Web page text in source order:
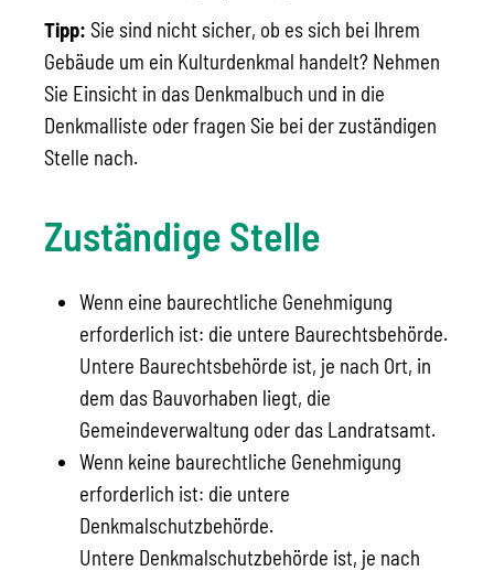
Tipp: Sie sind nicht sicher, ob es sich bei Ihrem
Gebäude um ein Kulturdenkmal handelt? Nehmen
Sie Einsicht in das Denkmalbuch und in die
Denkmalliste oder fragen Sie bei der zuständigen
Stelle nach.
Zuständige Stelle
Wenn eine baurechtliche Genehmigung
erforderlich ist: die untere Baurechtsbehörde.
Untere Baurechtsbehörde ist, je nach Ort, in
dem das Bauvorhaben liegt, die
Gemeindeverwaltung oder das Landratsamt.
Wenn keine baurechtliche Genehmigung
erforderlich ist: die untere
Denkmalschutzbehörde.
Untere Denkmalschutzbehörde ist, je nach